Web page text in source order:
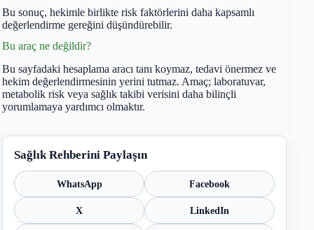
Bu sonuç, hekimle birlikte risk faktörlerini daha kapsamlı
değerlendirme gereğini düşündürebilir.
Bu araç ne değildir?
Bu sayfadaki hesaplama aracı tanı koymaz, tedavi önermez ve
hekim değerlendirmesinin yerini tutmaz. Amaç; laboratuvar,
metabolik risk veya sağlık takibi verisini daha bilinçli
yorumlamaya yardımcı olmaktır.
Sağlık Rehberini Paylaşın
WhatsApp Facebook
X LinkedIn